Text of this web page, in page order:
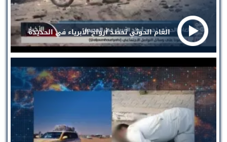
الغام الحوثي تحصد أرواح الأبرياء في الحديدة